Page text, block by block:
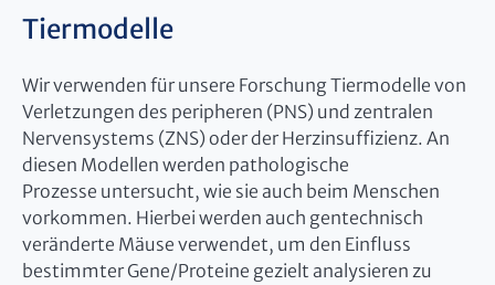
Tiermodelle
Wir verwenden für unsere Forschung Tiermodelle von
Verletzungen des peripheren (PNS) und zentralen
Nervensystems (ZNS) oder der Herzinsuffizienz. An
diesen Modellen werden pathologische
Prozesse untersucht, wie sie auch beim Menschen
vorkommen. Hierbei werden auch gentechnisch
veränderte Mäuse verwendet, um den Einfluss
bestimmter Gene/Proteine gezielt analysieren zu